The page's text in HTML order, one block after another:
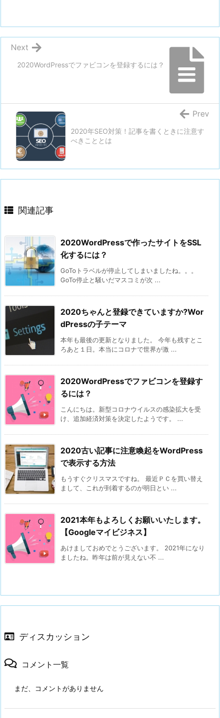
2020WordPressでファビコンを登録するには？
Next
2020年SEO対策！記事を書くときに注意す
べきこととは
Prev
関連記事
2020WordPressで作ったサイトをSSL
化するには？
GoToトラベルが停止してしまいましたね。。。
GoTo停止と騒いだマスコミが次 ...
2020ちゃんと登録できていますか?Wor
dPressの子テーマ
本年も最後の更新となりました。 今年も残すとこ
ろあと１日。本当にコロナで世界が激 ...
2020WordPressでファビコンを登録す
るには？
こんにちは。新型コロナウイルスの感染拡大を受
け、追加経済対策を決定したようです。 ...
2020古い記事に注意喚起をWordPress
で表示する方法
もうすぐクリスマスですね。 最近ＰＣを買い替え
まして、これが到着するのが明日とい ...
2021本年もよろしくお願いいたします。
【Googleマイビジネス】
あけましておめでとうございます。 2021年になり
ましたね。昨年は前が見えない不 ...
ディスカッション
コメント一覧
まだ、コメントがありません